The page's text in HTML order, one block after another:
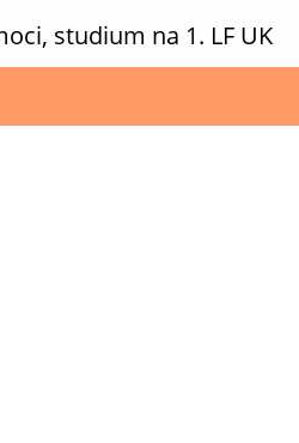
studium na 1. LF UK